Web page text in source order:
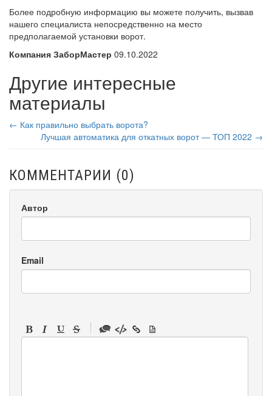
Более подробную информацию вы можете получить, вызвав
нашего специалиста непосредственно на место
предполагаемой установки ворот.
Компания ЗаборМастер 09.10.2022
Другие интересные
материалы
← Как правильно выбрать ворота?
Лучшая автоматика для откатных ворот — ТОП 2022 →
КОММЕНТАРИИ (0)
Автор
Email
-
-